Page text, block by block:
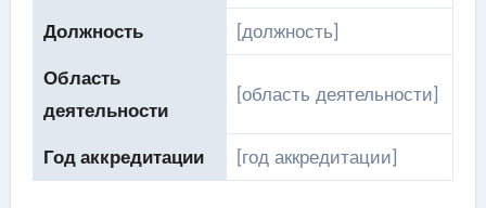
Должность
[должность]
Область
деятельности
[область деятельности]
Год аккредитации [год аккредитации]